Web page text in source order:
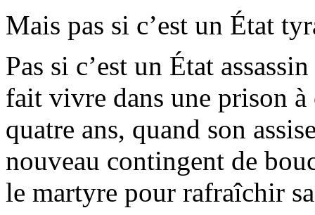
Mais pas si c’est un État
Pas si c’est un État
fait vivre dans une prison
quatre ans, quand son
nouveau contingent de
le martyre pour rafraîchir